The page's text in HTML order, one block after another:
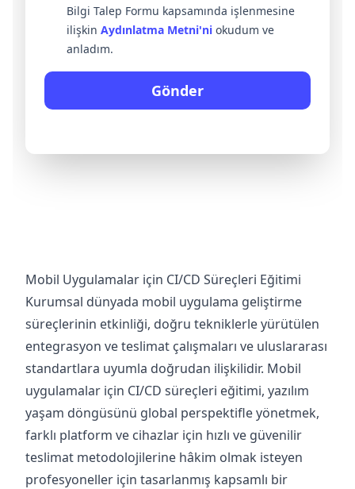
Bilgi Talep Formu kapsamında işlenmesine
ilişkin Aydınlatma Metni'ni okudum ve
anladım.
Gönder
Mobil Uygulamalar için CI/CD Süreçleri Eğitimi
Kurumsal dünyada mobil uygulama geliştirme
süreçlerinin etkinliği, doğru tekniklerle yürütülen
entegrasyon ve teslimat çalışmaları ve uluslararası
standartlara uyumla doğrudan ilişkilidir. Mobil
uygulamalar için CI/CD süreçleri eğitimi, yazılım
yaşam döngüsünü global perspektifle yönetmek,
farklı platform ve cihazlar için hızlı ve güvenilir
teslimat metodolojilerine hâkim olmak isteyen
profesyoneller için tasarlanmış kapsamlı bir